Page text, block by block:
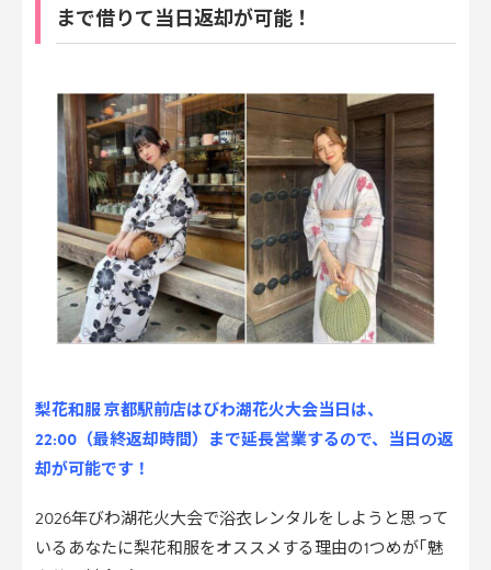
まで借りて当日返却が可能！
梨花和服 京都駅前店はびわ湖花火大会当日は、
22:00（最終返却時間）まで延長営業するので、当日の返
却が可能です！
2026年びわ湖花火大会で浴衣レンタルをしようと思って
いるあなたに梨花和服をオススメする理由の1つめが｢魅